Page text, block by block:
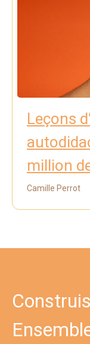
Leçons
million
Camille Perrot